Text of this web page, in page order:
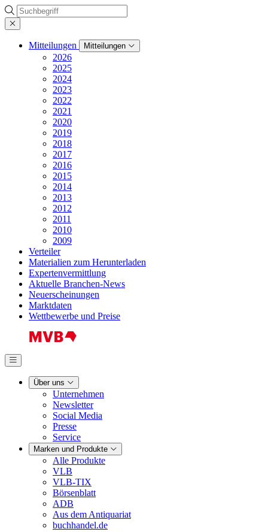
Suche
Mitteilungen Mitteilungen
2026
2025
2024
2023
2022
2021
2020
2019
2018
2017
2016
2015
2014
2013
2012
2011
2010
2009
Verteiler
Materialien zum Herunterladen
Expertenvermittlung
Aktuelle Branchen-News
Neuerscheinungen
Marktdaten
Wettbewerbe und Preise
Über uns
Unternehmen
Newsletter
Social Media
Presse
Service
Marken und Produkte
Alle Produkte
VLB
VLB-TIX
Börsenblatt
ADB
Aus dem Antiquariat
buchhandel.de